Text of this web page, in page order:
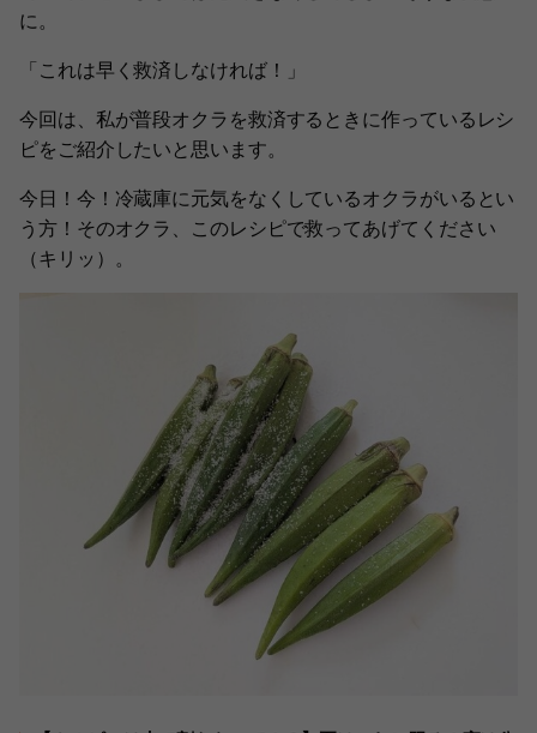
に。
「これは早く救済しなければ！」
今回は、私が普段オクラを救済するときに作っているレシ
ピをご紹介したいと思います。
今日！今！冷蔵庫に元気をなくしているオクラがいるとい
う方！そのオクラ、このレシピで救ってあげてください
（キリッ）。